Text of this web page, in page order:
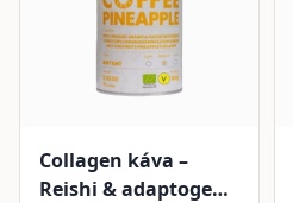
Collagen káva –
Reishi & adaptogeny